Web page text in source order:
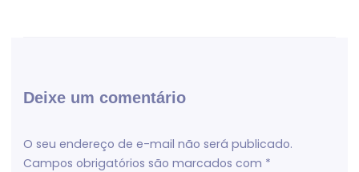
Deixe um comentário
O seu endereço de e-mail não será publicado.
Campos obrigatórios são marcados com *